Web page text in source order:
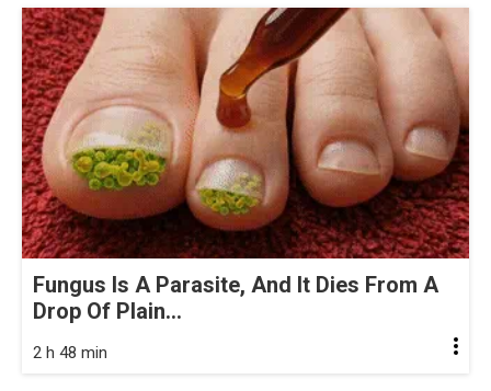
Fungus Is A Parasite, And It Dies From A
Drop Of Plain...
2 h 48 min